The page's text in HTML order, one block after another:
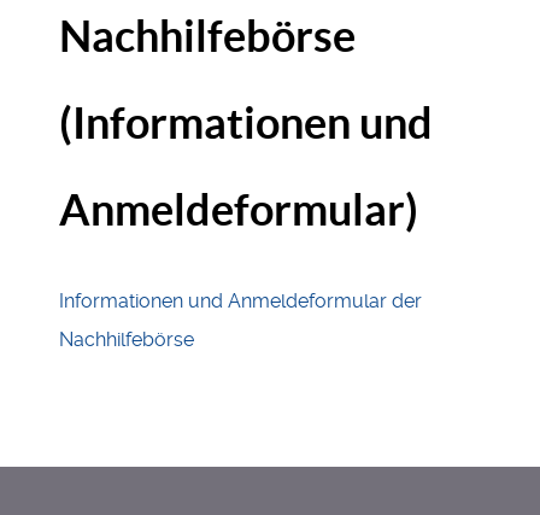
Nachhilfebörse
(Informationen und
Anmeldeformular)
Informationen und Anmeldeformular der
Nachhilfebörse